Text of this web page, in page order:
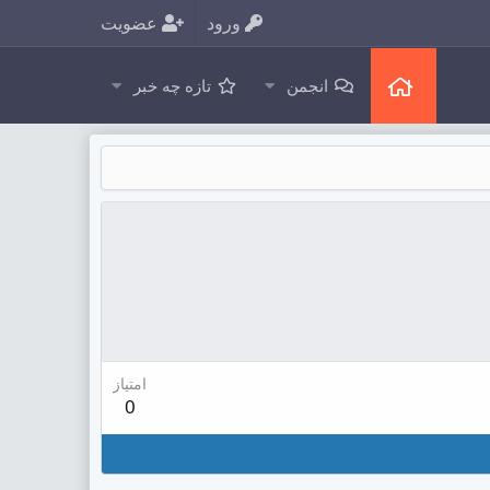
ورود عضویت
انجمن تازه چه خبر
امتیاز
0